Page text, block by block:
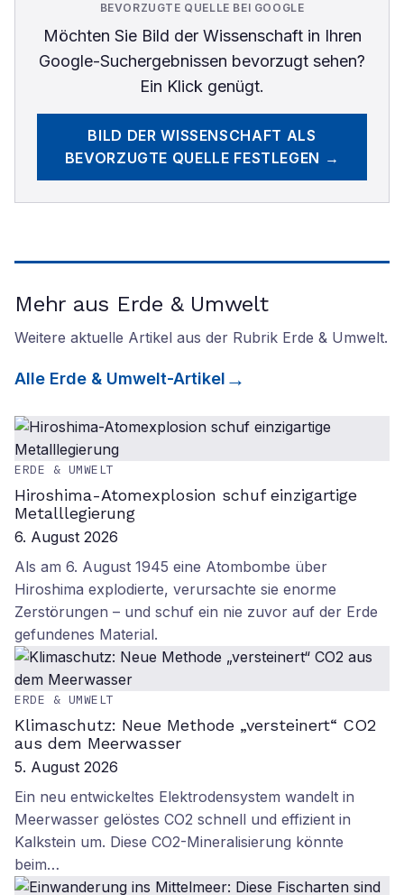
BEVORZUGTE QUELLE BEI GOOGLE
Möchten Sie Bild der Wissenschaftin Ihren
Google-Suchergebnissen bevorzugt sehen?
Ein Klick genügt.
BILD DER WISSENSCHAFT ALS
BEVORZUGTE QUELLE FESTLEGEN →
Mehr aus Erde & Umwelt
Weitere aktuelle Artikel aus der Rubrik Erde & Umwelt.
Alle Erde & Umwelt-Artikel
ERDE & UMWELT
Hiroshima-Atomexplosion schuf einzigartige
Metalllegierung
6. August 2026
Als am 6. August 1945 eine Atombombe über
Hiroshima explodierte, verursachte sie enorme
Zerstörungen – und schuf ein nie zuvor auf der Erde
gefundenes Material.
ERDE & UMWELT
Klimaschutz: Neue Methode „versteinert“ CO2
aus dem Meerwasser
5. August 2026
Ein neu entwickeltes Elektrodensystem wandelt in
Meerwasser gelöstes CO2 schnell und effizient in
Kalkstein um. Diese CO2-Mineralisierung könnte
beim…